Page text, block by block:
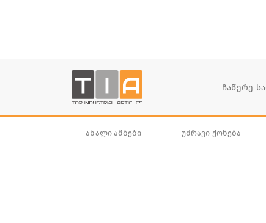
ახალი ამბები უძრავი ქონება